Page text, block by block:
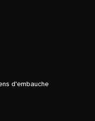
d'embauche